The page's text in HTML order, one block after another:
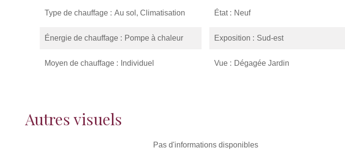
Type de chauffage Au sol, Climatisation
Énergie de chauffage Pompe à chaleur
Moyen de chauffage Individuel
État Neuf
Exposition Sud-est
Vue Dégagée Jardin
Autres visuels
Pas d'informations disponibles